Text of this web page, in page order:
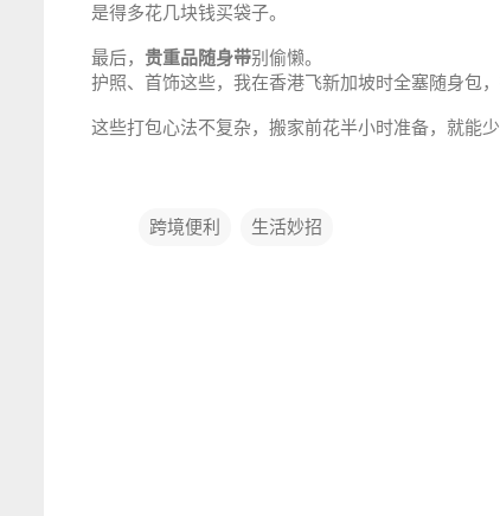
是得多花几块钱买袋子。
最后， 贵重品随身带别偷懒。
护照、首饰这些，我在香港飞新加坡时全塞随身包
这些打包心法不复杂，搬家前花半小时准备，就能
跨境便利 生活妙招